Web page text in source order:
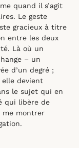
quand il s’agit
Le geste
gracieux à titre
entre les deux
Là où un
– un
d’un degré ;
devient
le sujet qui en
qui libère de
me montrer